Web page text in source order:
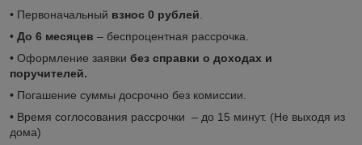
• Первоначальный взнос 0 рублей
• До 6 месяцев – беспроцентная рассрочка.
• Оформление заявки без справки о доходах и
поручителей.
• Погашение суммы досрочно без комиссии.
• Время соглосования рассрочки – до 15 минут. (Не выходя из
дома)